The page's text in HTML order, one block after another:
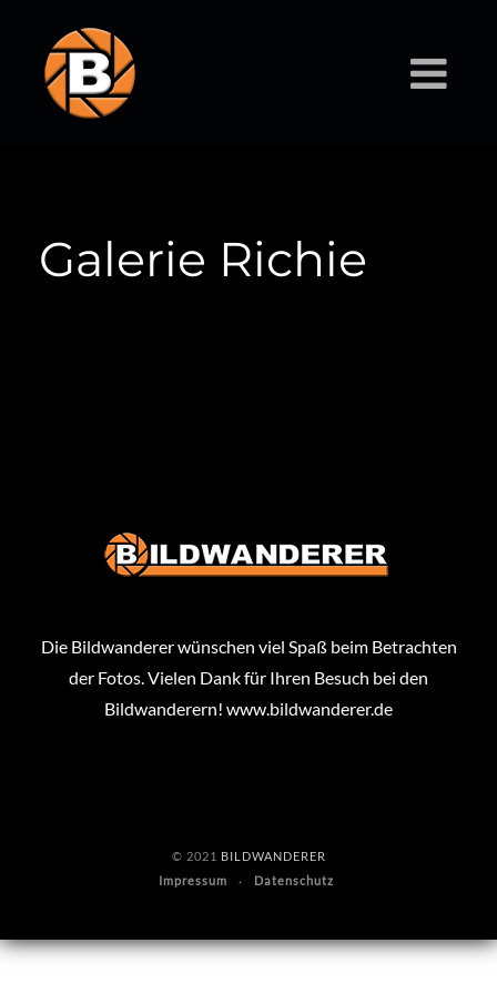
Galerie Richie
Die Bildwanderer wünschen viel Spaß beim Betrachten
der Fotos. Vielen Dank für Ihren Besuch bei den
Bildwanderern! www.bildwanderer.de
© 2021 BILDWANDERER
Impressum
Datenschutz